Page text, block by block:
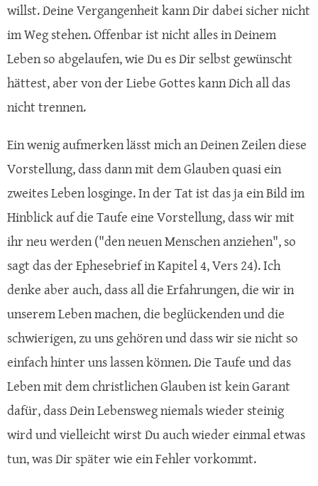
willst. Deine Vergangenheit kann Dir dabei sicher nicht
im Weg stehen. Offenbar ist nicht alles in Deinem
Leben so abgelaufen, wie Du es Dir selbst gewünscht
hättest, aber von der Liebe Gottes kann Dich all das
nicht trennen.
Ein wenig aufmerken lässt mich an Deinen Zeilen diese
Vorstellung, dass dann mit dem Glauben quasi ein
zweites Leben losginge. In der Tat ist das ja ein Bild im
Hinblick auf die Taufe eine Vorstellung, dass wir mit
ihr neu werden ("den neuen Menschen anziehen", so
sagt das der Ephesebrief in Kapitel 4, Vers 24). Ich
denke aber auch, dass all die Erfahrungen, die wir in
unserem Leben machen, die beglückenden und die
schwierigen, zu uns gehören und dass wir sie nicht so
einfach hinter uns lassen können. Die Taufe und das
Leben mit dem christlichen Glauben ist kein Garant
dafür, dass Dein Lebensweg niemals wieder steinig
wird und vielleicht wirst Du auch wieder einmal etwas
tun, was Dir später wie ein Fehler vorkommt.